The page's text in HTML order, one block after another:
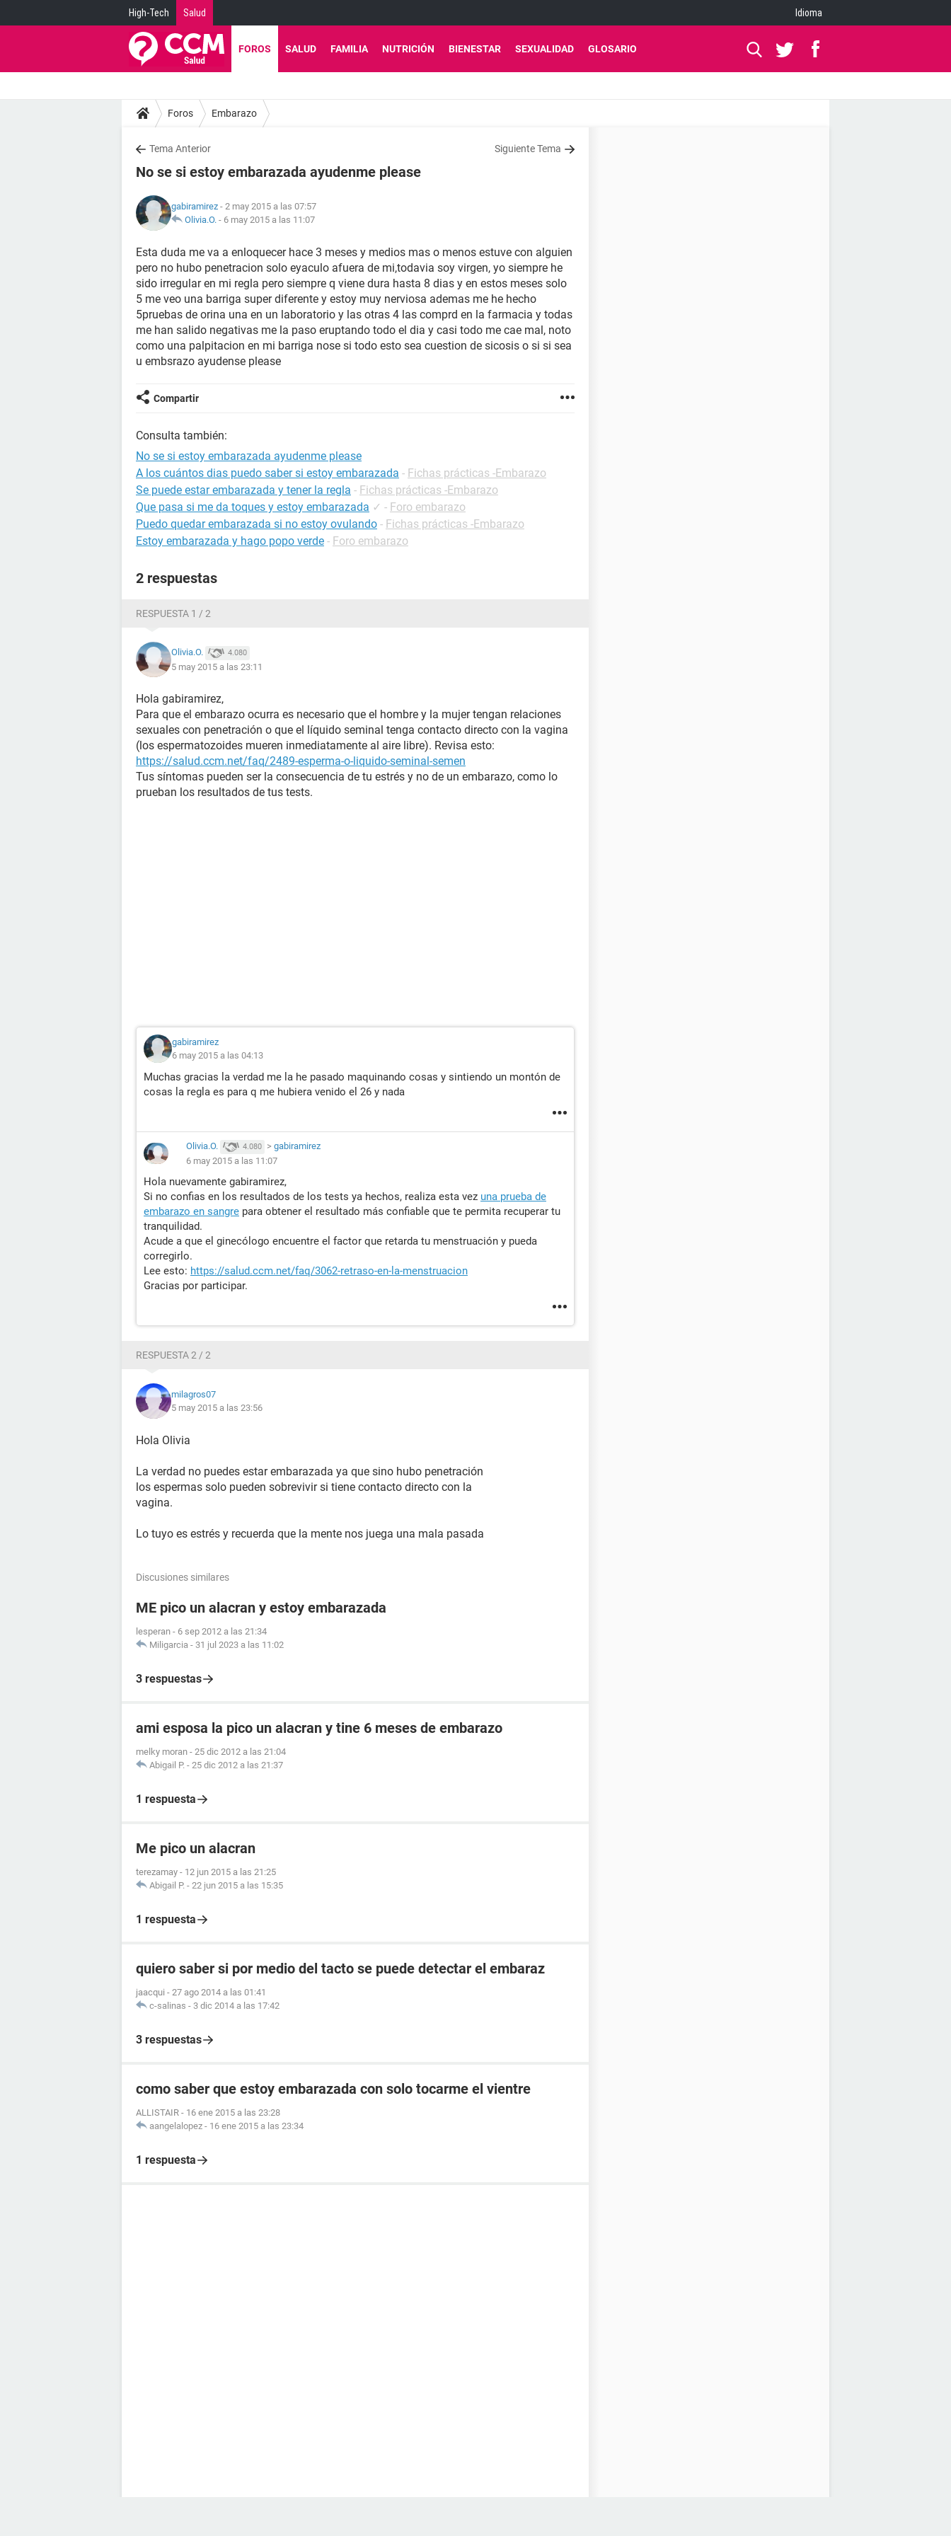
High-Tech Salud Idioma
FOROS SALUD FAMILIA NUTRICIÓN BIENESTAR SEXUALIDAD GLOSARIO
Foros Embarazo
Tema Anterior Siguiente Tema
No se si estoy embarazada ayudenme please
gabiramirez - 2 may 2015 a las 07:57
Olivia.O. - 6 may 2015 a las 11:07
Esta duda me va a enloquecer hace 3 meses y medios mas o menos estuve con alguien
pero no hubo penetracion solo eyaculo afuera de mi,todavia soy virgen, yo siempre he
sido irregular en mi regla pero siempre q viene dura hasta 8 dias y en estos meses solo
5 me veo una barriga super diferente y estoy muy nerviosa ademas me he hecho
5pruebas de orina una en un laboratorio y las otras 4 las comprd en la farmacia y todas
me han salido negativas me la paso eruptando todo el dia y casi todo me cae mal, noto
como una palpitacion en mi barriga nose si todo esto sea cuestion de sicosis o si si sea
u embsrazo ayudense please
Compartir
Consulta también:
No se si estoy embarazada ayudenme please
A los cuántos dias puedo saber si estoy embarazada - Fichas prácticas -Embarazo
Se puede estar embarazada y tener la regla - Fichas prácticas -Embarazo
Que pasa si me da toques y estoy embarazada ✓ - Foro embarazo
Puedo quedar embarazada si no estoy ovulando - Fichas prácticas -Embarazo
Estoy embarazada y hago popo verde - Foro embarazo
2 respuestas
RESPUESTA 1 / 2
Olivia.O. 4.080
5 may 2015 a las 23:11
Hola gabiramirez,
Para que el embarazo ocurra es necesario que el hombre y la mujer tengan relaciones
sexuales con penetración o que el líquido seminal tenga contacto directo con la vagina
(los espermatozoides mueren inmediatamente al aire libre). Revisa esto:
https://salud.ccm.net/faq/2489-esperma-o-liquido-seminal-semen
Tus síntomas pueden ser la consecuencia de tu estrés y no de un embarazo, como lo
prueban los resultados de tus tests.
gabiramirez
6 may 2015 a las 04:13
Muchas gracias la verdad me la he pasado maquinando cosas y sintiendo un montón de
cosas la regla es para q me hubiera venido el 26 y nada
Olivia.O. 4.080 > gabiramirez
6 may 2015 a las 11:07
Hola nuevamente gabiramirez,
Si no confias en los resultados de los tests ya hechos, realiza esta vez una prueba de
embarazo en sangre para obtener el resultado más confiable que te permita recuperar tu
tranquilidad.
Acude a que el ginecólogo encuentre el factor que retarda tu menstruación y pueda
corregirlo.
Lee esto: https://salud.ccm.net/faq/3062-retraso-en-la-menstruacion
Gracias por participar.
RESPUESTA 2 / 2
milagros07
5 may 2015 a las 23:56
Hola Olivia
La verdad no puedes estar embarazada ya que sino hubo penetración
los espermas solo pueden sobrevivir si tiene contacto directo con la
vagina.
Lo tuyo es estrés y recuerda que la mente nos juega una mala pasada
Discusiones similares
ME pico un alacran y estoy embarazada
lesperan - 6 sep 2012 a las 21:34
Miligarcia - 31 jul 2023 a las 11:02
3 respuestas
ami esposa la pico un alacran y tine 6 meses de embarazo
melky moran - 25 dic 2012 a las 21:04
Abigail P. - 25 dic 2012 a las 21:37
1 respuesta
Me pico un alacran
terezamay - 12 jun 2015 a las 21:25
Abigail P. - 22 jun 2015 a las 15:35
1 respuesta
quiero saber si por medio del tacto se puede detectar el embaraz
jaacqui - 27 ago 2014 a las 01:41
c-salinas - 3 dic 2014 a las 17:42
3 respuestas
como saber que estoy embarazada con solo tocarme el vientre
ALLISTAIR - 16 ene 2015 a las 23:28
aangelalopez - 16 ene 2015 a las 23:34
1 respuesta